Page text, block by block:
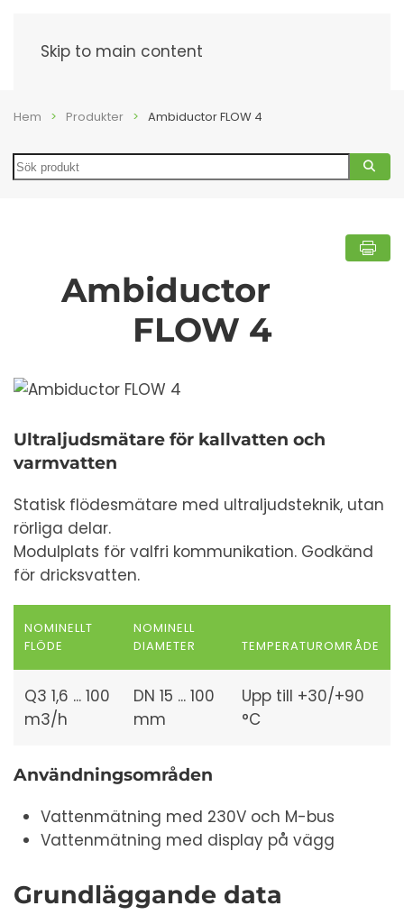
Skip to main content
Hem Produkter Ambiductor FLOW 4
Search
Ambiductor
FLOW 4
Ultraljudsmätare för kallvatten och
varmvatten
Statisk flödesmätare med ultraljudsteknik, utan
rörliga delar.
Modulplats för valfri kommunikation. Godkänd
för dricksvatten.
NOMINELLT
FLÖDE
NOMINELL
DIAMETER
TEMPERATUROMRÅDE
Q3 1,6 ... 100
m3/h
DN 15 ... 100
mm
Upp till +30/+90
°C
Användningsområden
Vattenmätning med 230V och M-bus
Vattenmätning med display på vägg
Grundläggande data